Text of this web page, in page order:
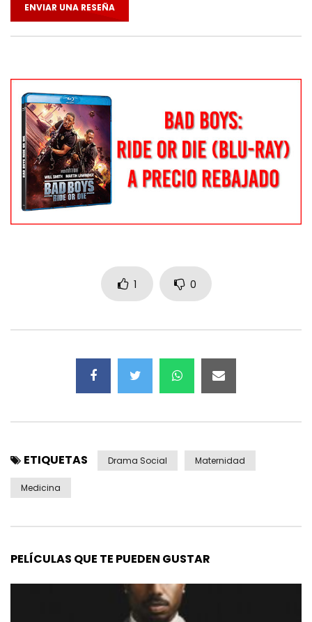
ENVIAR UNA RESEÑA
1 0
ETIQUETAS Drama Social Maternidad
Medicina
PELÍCULAS QUE TE PUEDEN GUSTAR